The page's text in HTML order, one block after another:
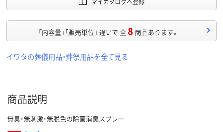
マイカタログへ登録
「内容量」「販売単位」 違いで 全8 商品あります。
イワタの葬儀用品・葬祭用品を全て見る
商品説明
無臭・無刺激・無脱色の除菌消臭スプレー